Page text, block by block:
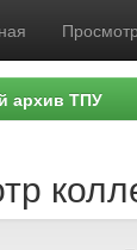
архив ТПУ